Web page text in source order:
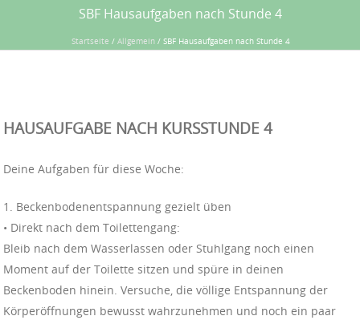
SBF Hausaufgaben nach Stunde 4
Startseite / Allgemein/ SBF Hausaufgaben nach Stunde 4
HAUSAUFGABE NACH KURSSTUNDE 4
Deine Aufgaben für diese Woche:
1. Beckenbodenentspannung gezielt üben
• Direkt nach dem Toilettengang:
Bleib nach dem Wasserlassen oder Stuhlgang noch einen
Moment auf der Toilette sitzen und spüre in deinen
Beckenboden hinein. Versuche, die völlige Entspannung der
Körperöffnungen bewusst wahrzunehmen und noch ein paar